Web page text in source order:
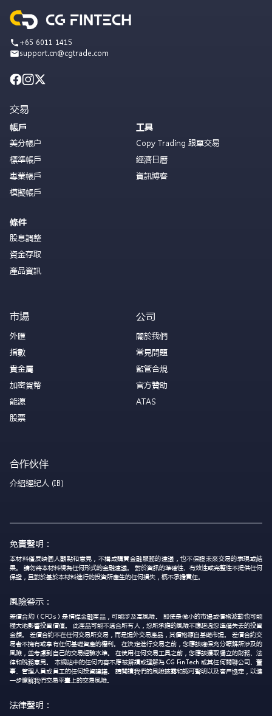
+65 6011 1415
support.cn@cgtrade.com
交易
帳戶
美分帳户
標準帳戶
專業帳戶
模擬帳戶
條件
股息調整
資金存取
產品資訊
工具
Copy Trading 跟單交易
經濟日曆
資訊博客
市場
外匯
指數
貴金屬
加密貨幣
能源
股票
公司
關於我們
常見問題
監管合規
官方贊助
ATAS
合作伙伴
介紹經紀人 (IB)
免責聲明：
本材料僅反映個人觀點和意見，不構成購買金融服務的建議，也不保證未來交易的表現或結
果。 請勿將本材料視為任何形式的金融建議。 對於資訊的準確性、有效性或完整性不提供任何
保證，且對於基於本材料進行的投資所產生的任何損失，概不承擔責任。
風險警示：
差價合約（CFDs）是槓桿金融產品，可能涉及高風險。 即使是微小的市場或價格波動也可能
極大地影響投資價值。 此產品可能不適合所有人，您所承擔的風險不應超過您準備失去的投資
金額。 差價合約不在任何交易所交易，而是場外交易產品，其價格源自基礎市場。 差價合約交
易者不擁有或享有任何基礎資產的權利。 在決定進行交易之前，您應該確保充分瞭解所涉及的
風險，並考慮到自己的交易經驗水準。 在使用任何交易工具之前，您應該獲取獨立的財務、法
律和稅務意見。 本網站中的任何內容不應被解讀或理解為 CG FinTech 或其任何關聯公司、董
事、管理人員或員工的任何投資建議。 請閱讀我們的風險披露和認可聲明以及客戶協定，以進
一步瞭解我們交易平臺上的交易風險。
法律聲明：